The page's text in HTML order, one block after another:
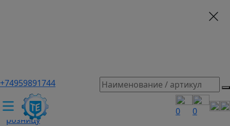
+74959891744
0 0
ТЕХЭКСПЕРТ российский производитель частотные
преобразователи, насосы, и вентиляция
/Промышленное оборудование купить оптом и в
розницу